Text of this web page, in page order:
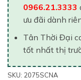
0966.21.3333
ưu đãi dành
Tân Thời Đại
tốt nhất thị
SKU: 2075SCNA